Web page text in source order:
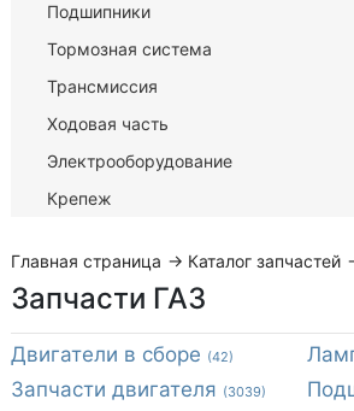
Подшипники
Тормозная система
Трансмиссия
Ходовая часть
Электрооборудование
Крепеж
Главная страница → Каталог запчастей
Запчасти ГАЗ
Двигатели в сборе (42)
Запчасти двигателя (3039)